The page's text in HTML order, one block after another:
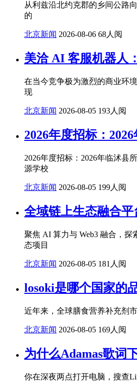
从利兹沿北约克郡的乡间公路
的
北京新闻 2026-08-06 68人阅
美洽 AI 客服机器人
在当今竞争极为激烈的商业环
现
北京新闻 2026-08-05 193人阅
2026年度招标：
2026年度招标：2026年临沭县
源学校
北京新闻 2026-08-05 199人阅
全域链上生态融合
聚焦 AI 算力与 Web3 融合，
态项目
北京新闻 2026-08-05 181人阅
losoki是哪个国家的
近年来，全球膳食营养补充剂
北京新闻 2026-08-05 169人阅
为什么Adamas歌词
你在深夜两点打开电脑，搜查